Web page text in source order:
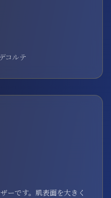
コルテ
ーです。肌表面を大きく